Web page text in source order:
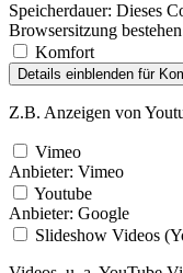
Speicherdauer: Dieses
Browsersitzung
Komfort
Details einblenden für
Z.B. Anzeigen von
Vimeo
Anbieter: Vimeo
Youtube
Anbieter: Google
Slideshow Videos